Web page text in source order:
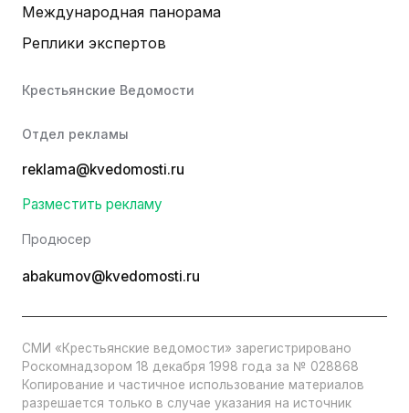
Международная панорама
Реплики экспертов
Крестьянские Ведомости
Отдел рекламы
reklama@kvedomosti.ru
Разместить рекламу
Продюсер
abakumov@kvedomosti.ru
СМИ «Крестьянские ведомости» зарегистрировано
Роскомнадзором 18 декабря 1998 года за № 028868
Копирование и частичное использование материалов
разрешается только в случае указания на источник